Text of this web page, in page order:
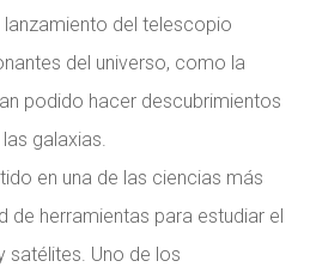
del telescopio
del universo, como la
podido hacer descubrimientos
galaxias.
en una de las ciencias más
de herramientas para estudiar el
Uno de los